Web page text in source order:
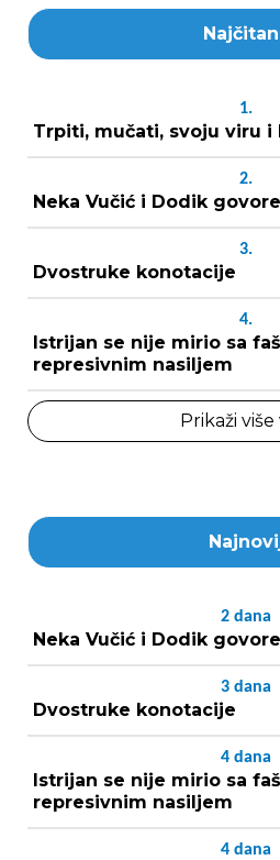
1.
Trpiti, mučati, svoju viru i
2.
Neka Vučić i Dodik
3.
Dvostruke konotacije
4.
Istrijan se nije mirio sa
represivnim nasiljem
Prikaži više
2 dana
Neka Vučić i Dodik
3 dana
Dvostruke konotacije
4 dana
Istrijan se nije mirio sa
represivnim nasiljem
4 dana